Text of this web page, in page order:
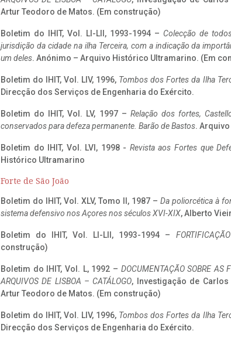
Artur Teodoro de Matos. (Em construção)
Boletim do IHIT, Vol. LI-LII, 1993-1994 – Colecção de
jurisdição da cidade na ilha Terceira, com a indicação da
um deles. Anónimo – Arquivo Histórico Ultramarino. (Em
Boletim do IHIT, Vol. LIV, 1996, Tombos dos Fortes da Ilha
Direcção dos Serviços de Engenharia do Exército.
Boletim do IHIT, Vol. LV, 1997 – Relação dos fortes,
conservados para defeza permanente. Barão de Bastos.
Boletim do IHIT, Vol. LVI, 1998 - Revista aos Fortes que
Histórico Ultramarino
Forte de São João
Boletim do IHIT, Vol. XLV, Tomo II, 1987 – Da poliorcética à
sistema defensivo nos Açores nos séculos XVI-XIX, Alberto
Boletim do IHIT, Vol. LI-LII, 1993-1994 –
construção)
Boletim do IHIT, Vol. L, 1992 – DOCUMENTAÇÃO SOBRE AS
ARQUIVOS DE LISBOA – CATÁLOGO, Investigação de
Artur Teodoro de Matos. (Em construção)
Boletim do IHIT, Vol. LIV, 1996, Tombos dos Fortes da Ilha
Direcção dos Serviços de Engenharia do Exército.